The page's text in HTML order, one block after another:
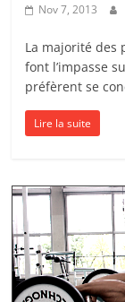
Nov 7, 2013
La majorité des
font l’impasse
préfèrent se
Lire la suite